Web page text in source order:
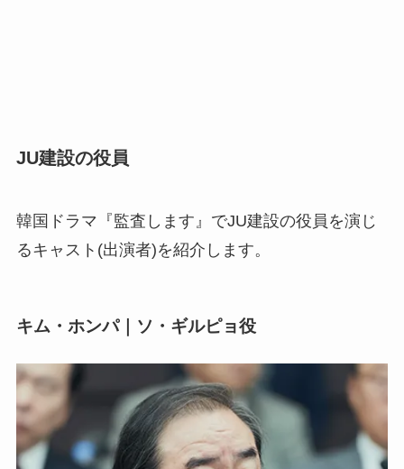
JU建設の役員
韓国ドラマ『監査します』でJU建設の役員を演じ
るキャスト(出演者)を紹介します。
キム・ホンパ｜ソ・ギルピョ役